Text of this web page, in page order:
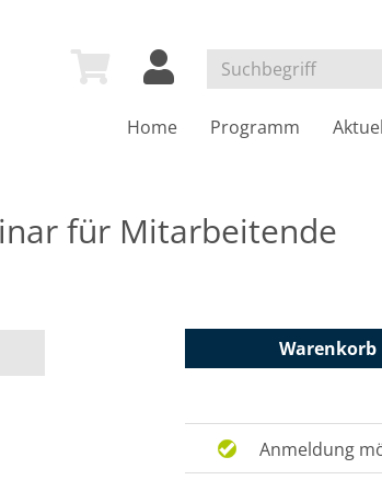
Home Programm
für Mitarbeitende
Warenkorb
Anmeldung